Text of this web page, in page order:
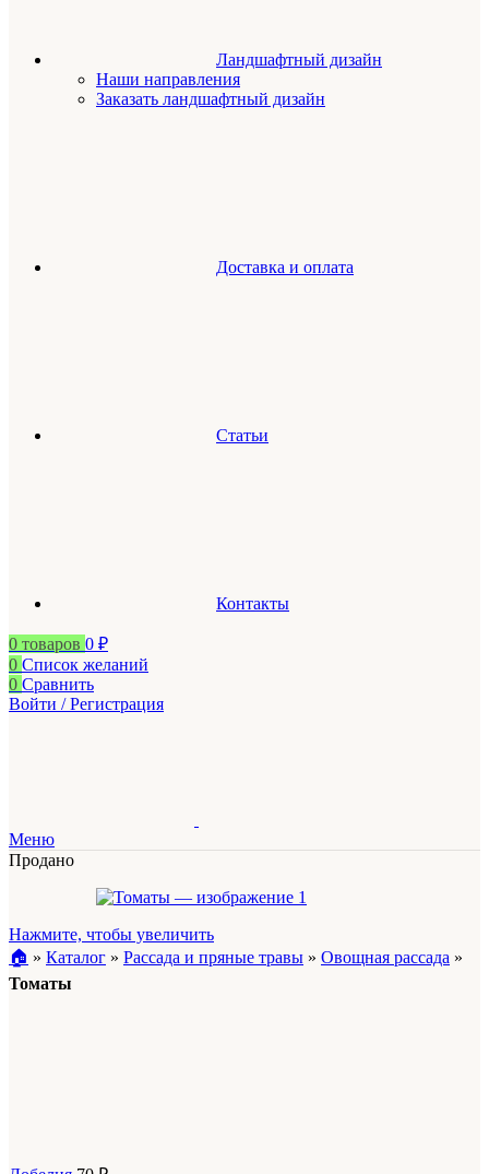
Ландшафтный дизайн
Наши направления
Заказать ландшафтный дизайн
Доставка и оплата
Статьи
Контакты
0 товаров 0 ₽
0 Список желаний
0 Сравнить
Войти / Регистрация
Меню
Продано
Нажмите, чтобы увеличить
🏠︎ » Каталог » Рассада и пряные травы » Овощная рассада »
Томаты